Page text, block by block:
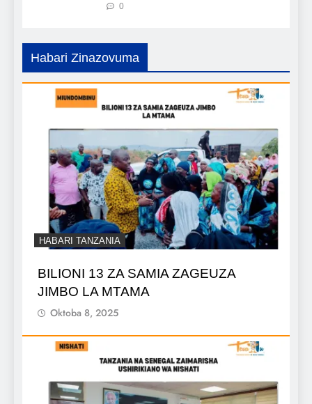
0
Habari Zinazovuma
HABARI TANZANIA
BILIONI 13 ZA SAMIA ZAGEUZA
JIMBO LA MTAMA
Oktoba 8, 2025